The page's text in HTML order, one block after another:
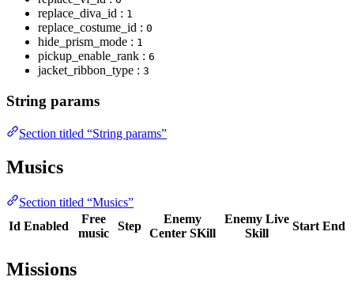
replace_diva_id : 1
replace_costume_id : 0
hide_prism_mode : 1
pickup_enable_rank : 6
jacket_ribbon_type : 3
String params
Section titled “String params”
Musics
Section titled “Musics”
Id Enabled
Free
music
Step
Enemy
Center SKill
Enemy Live
Skill
Start End
Missions